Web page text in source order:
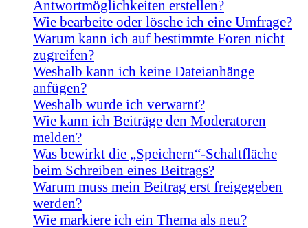
Antwortmöglichkeiten erstellen?
Wie bearbeite oder lösche ich eine Umfrage?
Warum kann ich auf bestimmte Foren nicht
zugreifen?
Weshalb kann ich keine Dateianhänge
anfügen?
Weshalb wurde ich verwarnt?
Wie kann ich Beiträge den Moderatoren
melden?
Was bewirkt die „Speichern“-Schaltfläche
beim Schreiben eines Beitrags?
Warum muss mein Beitrag erst freigegeben
werden?
Wie markiere ich ein Thema als neu?